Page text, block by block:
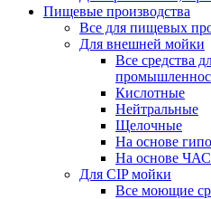
Пищевые производства
Все для пищевых
Для внешней мойки
Все средства
Кислотные
Нейтральные
Щелочные
На основе
На основе ЧАС
Для CIP мойки
Все моющие